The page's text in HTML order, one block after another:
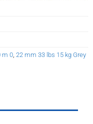
m 0 22 mm 33 lbs 15 kg Grey